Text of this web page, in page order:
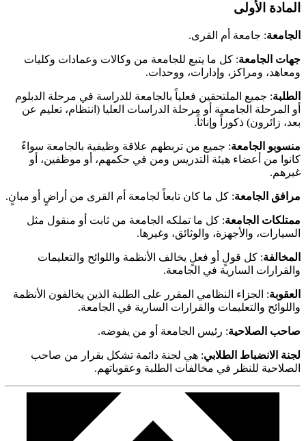
المادة الأولى
الجامعة: جامعة أم القرى.
جهات الجامعة: كل ما يتبع للجامعة من وكالات وعمادات وكليات
ومعاهد، ومراكز، وإدارات، ووحدات.
الطلبة: جميع الملتحقين فعلياً بالجامعة للدراسة في مرحلة الدبلوم
أو المرحلة الجامعية أو مرحلة الدراسات العليا (انتظام، تعليم عن
بعد، زائرون) ذكوراً وإناثاً.
منسوبو الجامعة: جميع من تربطهم علاقة وظيفية بالجامعة سواءً
كانوا من أعضاء هيئة التدريس ومن في حكمهم، أو موظفين، أو
غيرهم.
مرافق الجامعة: كل ما كان تابعاً لجامعة أم القرى من أراضٍ أو مبانٍ.
ممتلكات الجامعة: كل ما تملكه الجامعة من ثابت أو منقول مثل
السيارات، والأجهزة، والوثائق، وغيرها.
المخالفة: كل قولٍ أو فعلٍ يخالف الأنظمة واللوائح والتعليمات
والقرارات السارية في الجامعة.
العقوبة: الجزاء النظامي المقرر على الطلبة الذين يخالفون الأنظمة
واللوائح والتعليمات والقرارات السارية في الجامعة.
صاحب الصلاحية: رئيس الجامعة أو من يفوضه.
لجنة الانضباط الطلابي: هي لجنة دائمة تشكل بقرار من صاحب
الصلاحية للنظر في مخالفات الطلبة وعقوباتهم.